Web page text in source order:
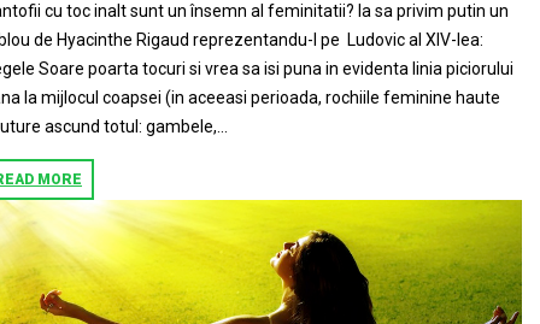
cu toc inalt sunt un însemn al feminitatii? Ia sa privim putin un
de Hyacinthe Rigaud reprezentandu-l pe Ludovic al XIV-lea:
Soare poarta tocuri si vrea sa isi puna in evidenta linia piciorului
la mijlocul coapsei (in aceeasi perioada, rochiile feminine haute
ascund totul: gambele,...
MORE